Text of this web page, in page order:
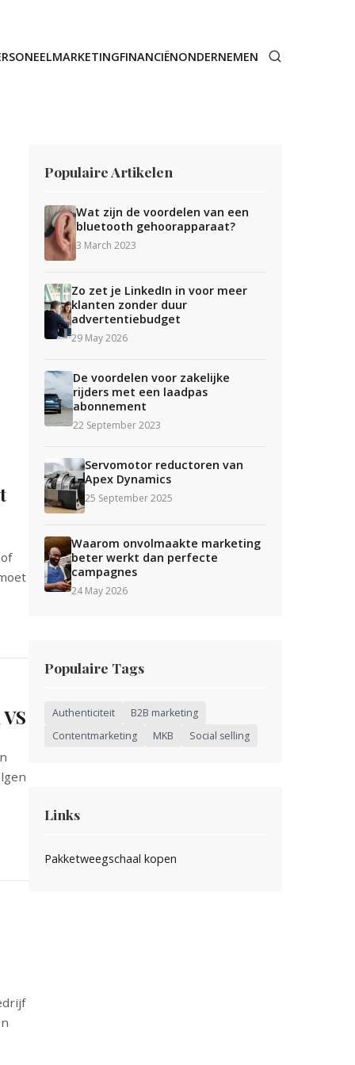
MARKETINGFINANCIËNONDERNEMEN
Populaire Artikelen
Wat zijn de voordelen van een
bluetooth gehoorapparaat?
3 March 2023
Zo zet je LinkedIn in voor meer
klanten zonder duur
advertentiebudget
29 May 2026
De voordelen voor zakelijke
rijders met een laadpas
abonnement
22 September 2023
Servomotor reductoren van
Apex Dynamics
25 September 2025
Waarom onvolmaakte marketing
beter werkt dan perfecte
campagnes
24 May 2026
Populaire Tags
Authenticiteit
B2B marketing
Contentmarketing
MKB Social selling
Links
Pakketweegschaal kopen